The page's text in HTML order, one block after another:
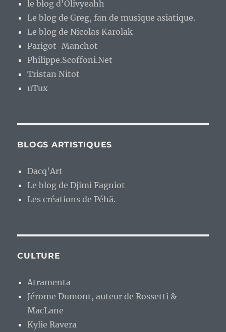
le blog d'Olivyeahh
Le blog de Greg, fan de musique asiatique.
Le blog de Nicolas Karolak
Parigot-Manchot
Philippe.Scoffoni.Net
Tristan Nitot
uTux
BLOGS ARTISTIQUES
Dacq'Art
Le blog de Djimi Fagniot
Les créations de Péhä.
CULTURE
Atramenta
Jérome Dumont, auteur de Rossetti &
MacLane
Kylie Ravera